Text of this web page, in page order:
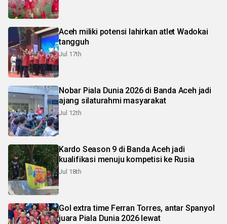
Aceh miliki potensi lahirkan atlet Wadokai
tangguh
Jul 17th
Nobar Piala Dunia 2026 di Banda Aceh jadi
ajang silaturahmi masyarakat
Jul 12th
Kardo Season 9 di Banda Aceh jadi
kualifikasi menuju kompetisi ke Rusia
Jul 18th
Gol extra time Ferran Torres, antar Spanyol
juara Piala Dunia 2026 lewat